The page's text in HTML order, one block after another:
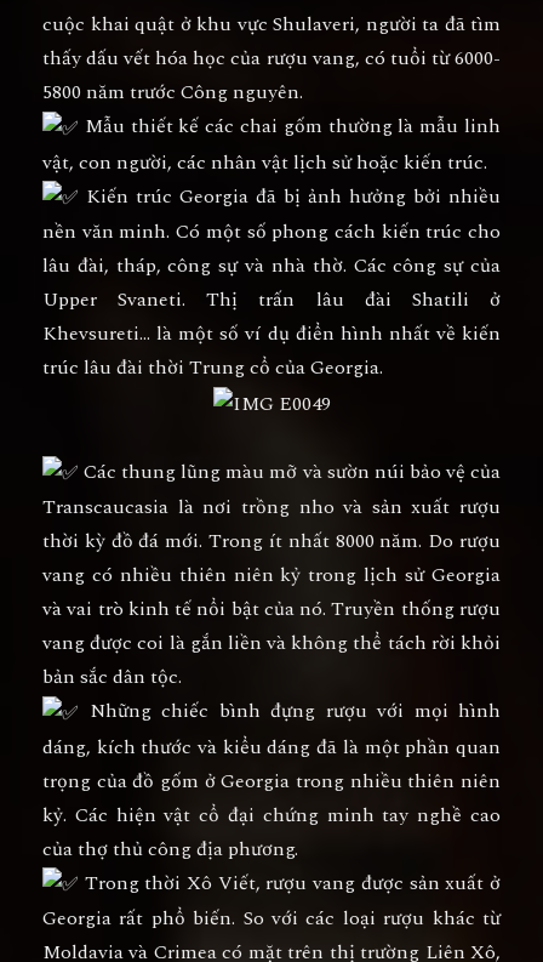
cuộc khai quật ở khu vực Shulaveri, người ta đã tìm
thấy dấu vết hóa học của rượu vang, có tuổi từ 6000-
5800 năm trước Công nguyên.
Mẫu thiết kế các chai gốm thường là mẫu linh
vật, con người, các nhân vật lịch sử hoặc kiến trúc.
Kiến trúc Georgia đã bị ảnh hưởng bởi nhiều
nền văn minh. Có một số phong cách kiến trúc cho
lâu đài, tháp, công sự và nhà thờ. Các công sự của
Upper Svaneti. Thị trấn lâu đài Shatili ở
Khevsureti… là một số ví dụ điển hình nhất về kiến
trúc lâu đài thời Trung cổ của Georgia.
Các thung lũng màu mỡ và sườn núi bảo vệ của
Transcaucasia là nơi trồng nho và sản xuất rượu
thời kỳ đồ đá mới. Trong ít nhất 8000 năm. Do rượu
vang có nhiều thiên niên kỷ trong lịch sử Georgia
và vai trò kinh tế nổi bật của nó. Truyền thống rượu
vang được coi là gắn liền và không thể tách rời khỏi
bản sắc dân tộc.
Những chiếc bình đựng rượu với mọi hình
dáng, kích thước và kiểu dáng đã là một phần quan
trọng của đồ gốm ở Georgia trong nhiều thiên niên
kỷ. Các hiện vật cổ đại chứng minh tay nghề cao
của thợ thủ công địa phương.
Trong thời Xô Viết, rượu vang được sản xuất ở
Georgia rất phổ biến. So với các loại rượu khác từ
Moldavia và Crimea có mặt trên thị trường Liên Xô,